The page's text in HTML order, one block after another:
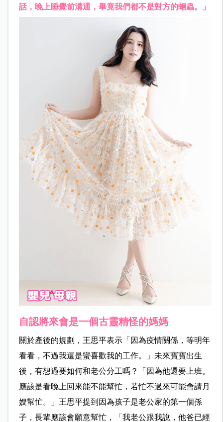
話，晚上睡覺前溝通，畢竟我們都不是對方的蛔蟲。」
自認將來會是一個古靈精怪的媽媽
關於產後的規劃，王思平表示「因為疫情關係，等明年
看看，不過我還是蠻喜歡我的工作。」未來寶寶出生
後，有想過要如何和老公分工嗎？「因為他還要上班。
應該是看晚上回來能不能幫忙，若忙不過來可能會請月
嫂幫忙。」王思平提到因為孩子是老公家的第一個孫
子，長輩應該會願意幫忙，「我老公跟我說，他爸已經